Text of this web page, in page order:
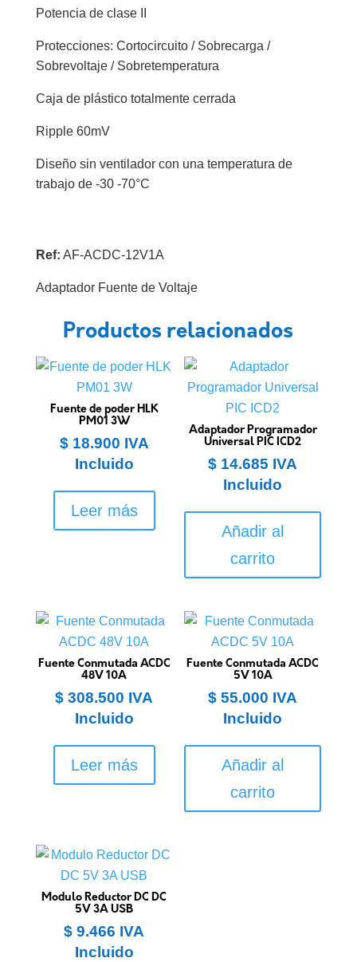
Potencia de clase II
Protecciones: Cortocircuito / Sobrecarga /
Sobrevoltaje / Sobretemperatura
Caja de plástico totalmente cerrada
Ripple 60mV
Diseño sin ventilador con una temperatura de
trabajo de -30 -70°C
Ref: AF-ACDC-12V1A
Adaptador Fuente de Voltaje
Productos relacionados
Fuente de poder HLK
PM01 3W
$18.900 IVA
Incluido
Leer más
Adaptador Programador
Universal PIC ICD2
$ 14.685 IVA
Incluido
Añadir al
carrito
Fuente Conmutada ACDC
48V 10A
$ 308.500 IVA
Incluido
Leer más
Fuente Conmutada ACDC
5V 10A
$ 55.000 IVA
Incluido
Añadir al
carrito
Modulo Reductor DC DC
5V 3A USB
$ 9.466 IVA
Incluido